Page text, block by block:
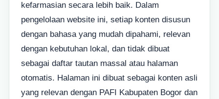
kefarmasian secara lebih baik. Dalam
pengelolaan website ini, setiap konten disusun
dengan bahasa yang mudah dipahami, relevan
dengan kebutuhan lokal, dan tidak dibuat
sebagai daftar tautan massal atau halaman
otomatis. Halaman ini dibuat sebagai konten asli
yang relevan dengan PAFI Kabupaten Bogor dan